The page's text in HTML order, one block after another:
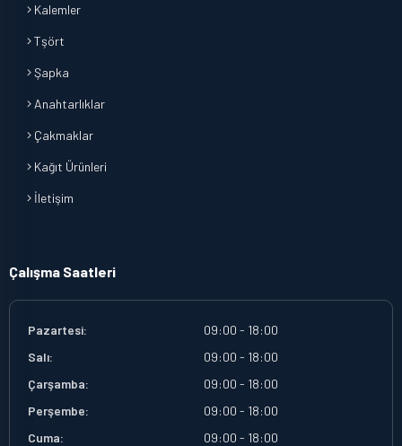
Kalemler
Tşört
Şapka
Anahtarlıklar
Çakmaklar
Kağıt Ürünleri
İletişim
Çalışma Saatleri
Pazartesi:
09:00 - 18:00
Salı:
09:00 - 18:00
Çarşamba:
09:00 - 18:00
Perşembe:
09:00 - 18:00
Cuma:
09:00 - 18:00